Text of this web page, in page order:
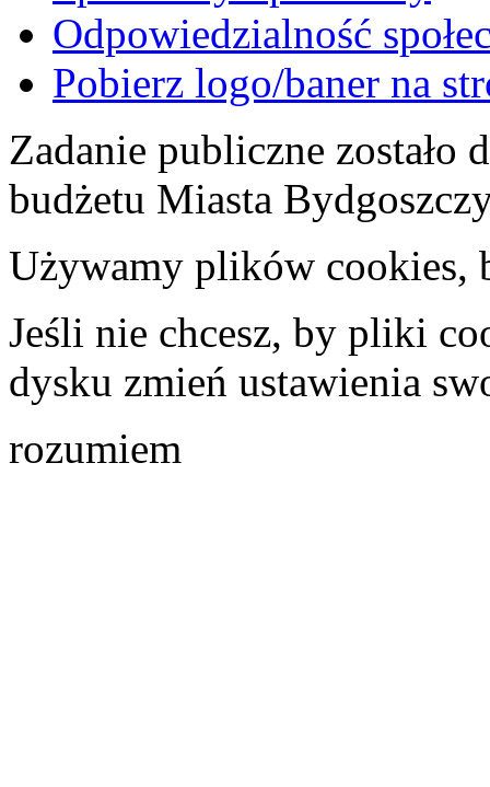
Odpowiedzialność
Pobierz logo/baner na
Zadanie publiczne zostało
budżetu Miasta
Używamy plików cookies,
Jeśli nie chcesz, by pliki
dysku zmień ustawienia
rozumiem